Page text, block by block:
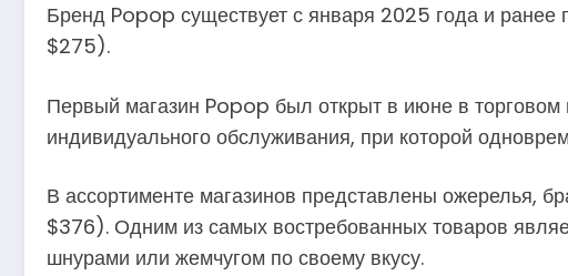
Бренд Popop существует с января 2025 года и
$275).
Первый магазин Popop был открыт в июне в
индивидуального обслуживания, при которой
В ассортименте магазинов представлены ожерелья,
$376). Одним из самых востребованных товаров
шнурами или жемчугом по своему вкусу.